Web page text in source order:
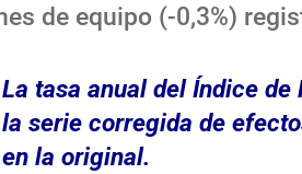
de equipo (-0,3%)
La tasa anual del Índice
la serie corregida de
en la original.